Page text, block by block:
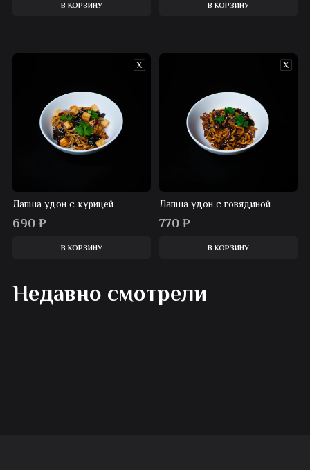
В КОРЗИНУ В КОРЗИНУ
Лапша удон с курицей
690 ₽
В КОРЗИНУ
Лапша удон с говядиной
770₽
В КОРЗИНУ
Недавно смотрели